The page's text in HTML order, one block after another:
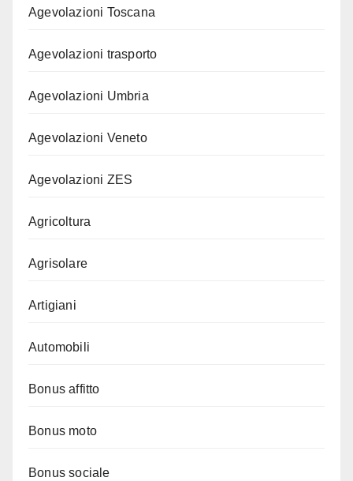
Agevolazioni Toscana
Agevolazioni trasporto
Agevolazioni Umbria
Agevolazioni Veneto
Agevolazioni ZES
Agricoltura
Agrisolare
Artigiani
Automobili
Bonus affitto
Bonus moto
Bonus sociale